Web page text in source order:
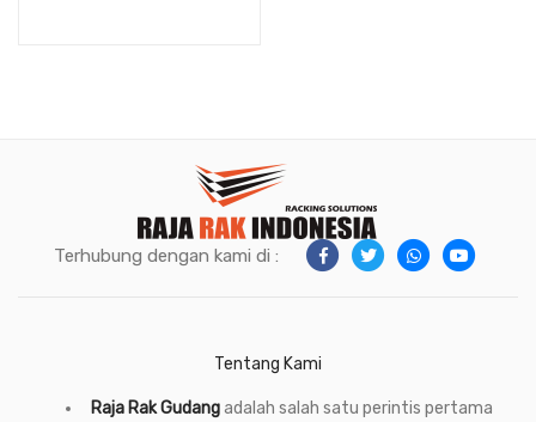
Terhubung dengan kami di :
Tentang Kami
Raja Rak Gudangadalah salah satu perintis pertama